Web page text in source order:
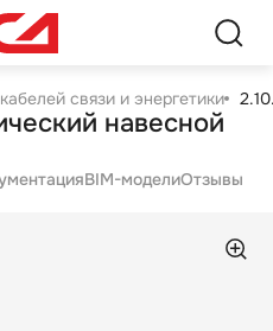
связи и энергетики
навесной
BIM-моделиОтзывы